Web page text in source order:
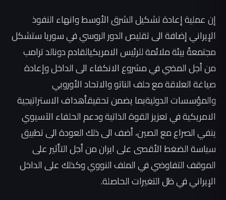
إن عملية إعادة تشكيل الشرق الأوسط وانهاء النفوذ
الإيراني إضافة الى تقليص الدور الروسي في سوريا ستشكل
مجتمعةً بيئة ملائمة للرئيس الامريكيالقادم دونالد ترامب
من أجل المضي في مشروع الانكفاء الى الداخل وإعادة
صياغة العلاقة مع حلف الناتو والاتحاد الأوروبي
والمؤسسات الدوليةبما يضمن تحقيقأهداف الاستراتيجية
الامريكية في تعزيز القوة الذاتية ودعم الحلفاء الآسيوي
ينفي الصراع مع الصين، أضف الى ذلك العودة الى تطبيق
سياسة الضغط الأقصى على ايران من أجل التأثير على
الموقف التفاوضي في الملف النووي وكذلك على الداخل
الإيراني في ظل التغيرات الحاصلة.